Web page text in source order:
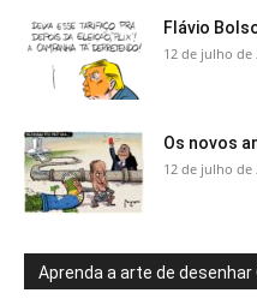
Flávio
12 de julho de
Os novos
12 de julho de
Aprenda a arte de